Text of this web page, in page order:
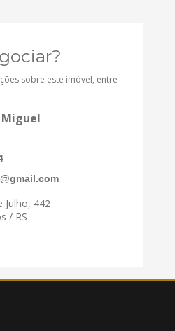
sobre este imóvel, entre
Julho, 442
/ RS